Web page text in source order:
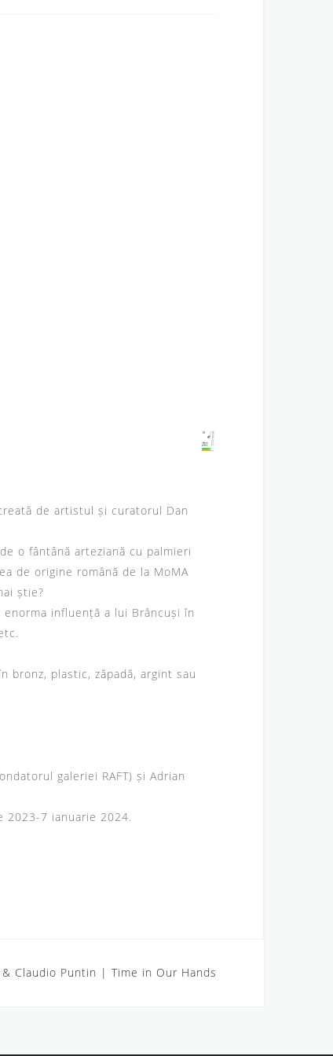
de artistul și curatorul Dan
o fântână arteziană cu palmieri
de origine română de la MoMA
știe?
influență a lui Brâncuși în
bronz, plastic, zăpadă, argint sau
galeriei RAFT) și Adrian
2023-7 ianuarie 2024.
Claudio Puntin | Time in Our Hands